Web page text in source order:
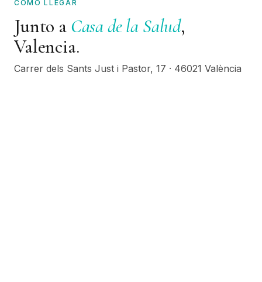
CÓMO LLEGAR
Junto a Casa de la Salud,
Valencia.
Carrer dels Sants Just i Pastor, 17 · 46021 València